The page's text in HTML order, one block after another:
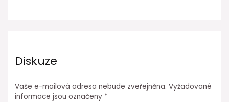
Diskuze
Vaše e-mailová adresa nebude zveřejněna. Vyžadované
informace jsou označeny *